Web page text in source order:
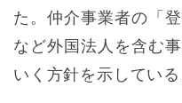
た。仲介事業者の「
など外国法人を含む
いく方針を示している